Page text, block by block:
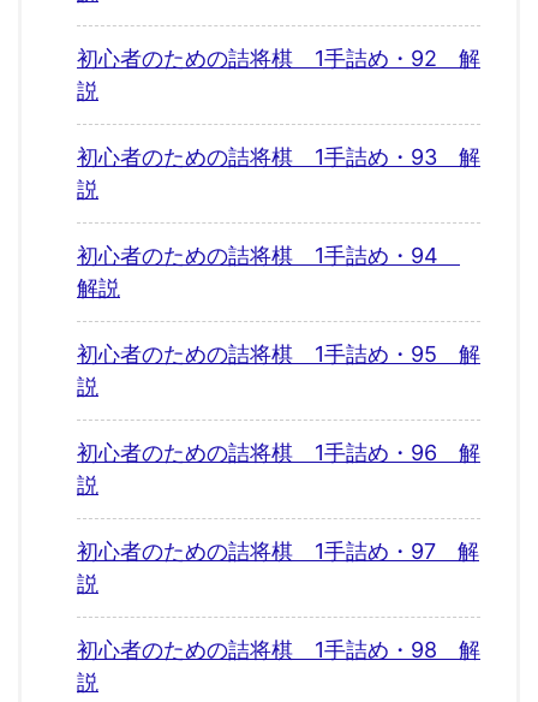
初心者のための詰将棋 1手詰め・92 解
説
初心者のための詰将棋 1手詰め・93 解
説
初心者のための詰将棋 1手詰め・94
解説
初心者のための詰将棋 1手詰め・95 解
説
初心者のための詰将棋 1手詰め・96 解
説
初心者のための詰将棋 1手詰め・97 解
説
初心者のための詰将棋 1手詰め・98 解
説